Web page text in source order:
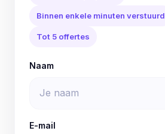
Binnen enkele minuten verstuurd
Tot 5 offertes
Naam
E-mail